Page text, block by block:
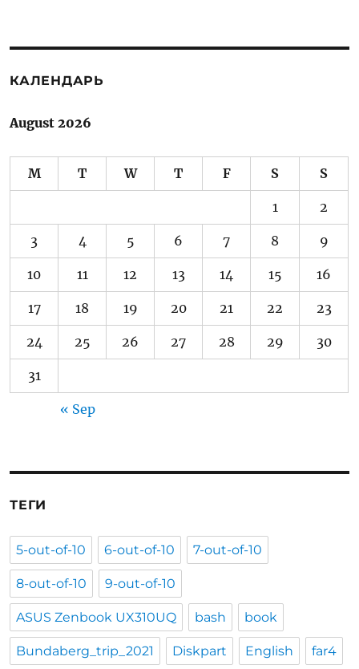
КАЛЕНДАРЬ
August 2026
M T W T F S S
1 2
3 4 5 6 7 8 9
10 11 12 13 14 15 16
17 18 19 20 21 22 23
24 25 26 27 28 29 30
31
« Sep
ТЕГИ
5-out-of-10 6-out-of-10 7-out-of-10
8-out-of-10 9-out-of-10
ASUS Zenbook UX310UQ bash book
Bundaberg_trip_2021 Diskpart English far4